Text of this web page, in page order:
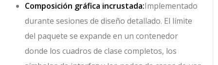
Composición gráfica incrustada:Implementado
durante sesiones de diseño detallado. El límite
del paquete se expande en un contenedor
donde los cuadros de clase completos, los